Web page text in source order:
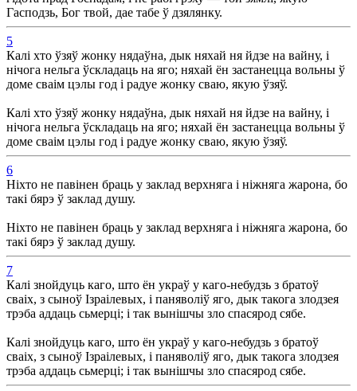
Гасподзь, Бог твой, дае табе ў дзялянку.
5
Калі хто ўзяў жонку нядаўна, дык няхай ня йдзе на вайну, і
нічога нельга ўскладаць на яго; няхай ён застанецца вольны ў
доме сваім цэлы год і радуе жонку сваю, якую ўзяў.
Калі хто ўзяў жонку нядаўна, дык няхай ня йдзе на вайну, і
нічога нельга ўскладаць на яго; няхай ён застанецца вольны ў
доме сваім цэлы год і радуе жонку сваю, якую ўзяў.
6
Ніхто не павінен браць у заклад верхняга і ніжняга жарона, бо
такі бярэ ў заклад душу.
Ніхто не павінен браць у заклад верхняга і ніжняга жарона, бо
такі бярэ ў заклад душу.
7
Калі знойдуць каго, што ён украў у каго-небудзь з братоў
сваіх, з сыноў Ізраілевых, і паняволіў яго, дык такога злодзея
трэба аддаць сьмерці; і так вынішчы зло спасярод сябе.
Калі знойдуць каго, што ён украў у каго-небудзь з братоў
сваіх, з сыноў Ізраілевых, і паняволіў яго, дык такога злодзея
трэба аддаць сьмерці; і так вынішчы зло спасярод сябе.